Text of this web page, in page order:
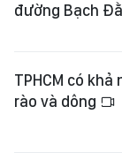
đường Bạch
TPHCM có
rào và dông